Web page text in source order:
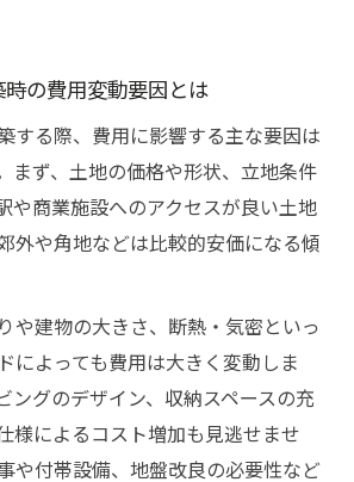
の費用変動要因とは
する際、費用に影響する主な要因は
まず、土地の価格や形状、立地条件
や商業施設へのアクセスが良い土地
外や角地などは比較的安価になる傾
や建物の大きさ、断熱・気密といっ
によっても費用は大きく変動しま
ングのデザイン、収納スペースの充
様によるコスト増加も見逃せませ
や付帯設備、地盤改良の必要性など